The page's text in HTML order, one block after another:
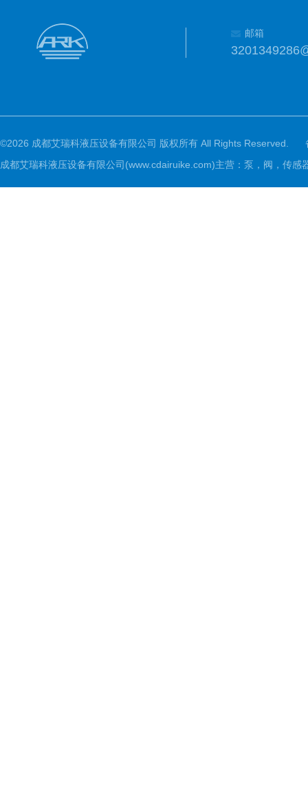
邮箱
©2026 成都艾瑞科液压设备有限公司 版权所有 All Rights Reserved.
成都艾瑞科液压设备有限公司(www.cdairuike.com)主营：泵，阀，传